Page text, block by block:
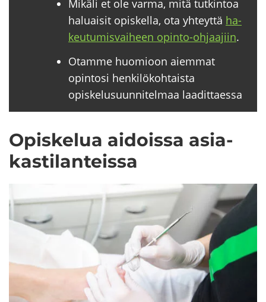
Mikäli et ole varma, mitä tutkintoa
haluaisit opiskella, ota yhteyttä ha­
keu­tu­mis­vai­heen opinto-​ohjaajiin.
Otamme huomioon aiemmat
opintosi henkilökohtaista
opiskelusuunnitelmaa laadittaessa
Opis­ke­lua ai­dois­sa asia­
kas­ti­lan­teis­sa